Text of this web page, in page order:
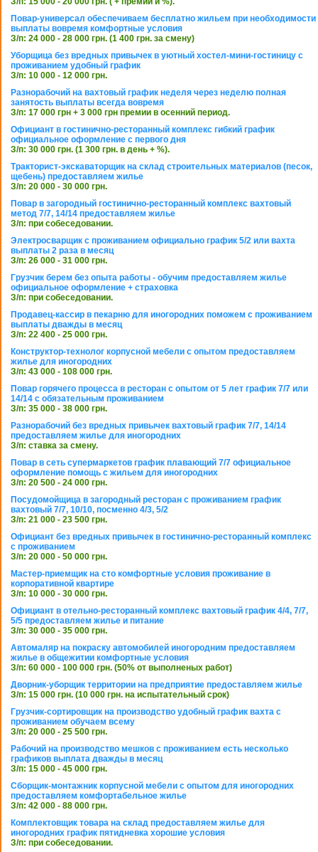
Повар-универсал обеспечиваем бесплатно жильем при необходимости
выплаты вовремя комфортные условия
З/п: 24 000 - 28 000 грн. (1 400 грн. за смену)
Уборщица без вредных привычек в уютный хостел-мини-гостиницу с
проживанием удобный график
З/п: 10 000 - 12 000 грн.
Разнорабочий на вахтовый график неделя через неделю полная
занятость выплаты всегда вовремя
З/п: 17 000 грн + 3 000 грн премии в осенний период.
Официант в гостинично-ресторанный комплекс гибкий график
официальное оформление с первого дня
З/п: 30 000 грн. (1 300 грн. в день + %).
Тракторист-экскаваторщик на склад строительных материалов (песок,
щебень) предоставляем жилье
З/п: 20 000 - 30 000 грн.
Повар в загородный гостинично-ресторанный комплекс вахтовый
метод 7/7, 14/14 предоставляем жилье
З/п: при собеседовании.
Электросварщик с проживанием официально график 5/2 или вахта
выплаты 2 раза в месяц
З/п: 26 000 - 31 000 грн.
Грузчик берем без опыта работы - обучим предоставляем жилье
официальное оформление + страховка
З/п: при собеседовании.
Продавец-кассир в пекарню для иногородних поможем с проживанием
выплаты дважды в месяц
З/п: 22 400 - 25 000 грн.
Конструктор-технолог корпусной мебели с опытом предоставляем
жилье для иногородних
З/п: 43 000 - 108 000 грн.
Повар горячего процесса в ресторан с опытом от 5 лет график 7/7 или
14/14 с обязательным проживанием
З/п: 35 000 - 38 000 грн.
Разнорабочий без вредных привычек вахтовый график 7/7, 14/14
предоставляем жилье для иногородних
З/п: ставка за смену.
Повар в сеть супермаркетов график плавающий 7/7 официальное
оформление помощь с жильем для иногородних
З/п: 20 500 - 24 000 грн.
Посудомойщица в загородный ресторан с проживанием график
вахтовый 7/7, 10/10, посменно 4/3, 5/2
З/п: 21 000 - 23 500 грн.
Официант без вредных привычек в гостинично-ресторанный комплекс
с проживанием
З/п: 20 000 - 50 000 грн.
Мастер-приемщик на сто комфортные условия проживание в
корпоративной квартире
З/п: 10 000 - 30 000 грн.
Официант в отельно-ресторанный комплекс вахтовый график 4/4, 7/7,
5/5 предоставляем жилье и питание
З/п: 30 000 - 35 000 грн.
Автомаляр на покраску автомобилей иногородним предоставляем
жилье в общежитии комфортные условия
З/п: 60 000 - 100 000 грн. (50% от выполненых работ)
Дворник-уборщик территории на предприятие предоставляем жилье
З/п: 15 000 грн. (10 000 грн. на испытательный срок)
Грузчик-сортировщик на производство удобный график вахта с
проживанием обучаем всему
З/п: 20 000 - 25 500 грн.
Рабочий на производство мешков с проживанием есть несколько
графиков выплата дважды в месяц
З/п: 15 000 - 45 000 грн.
Сборщик-монтажник корпусной мебели с опытом для иногородних
предоставляем комфортабельное жилье
З/п: 42 000 - 88 000 грн.
Комплектовщик товара на склад предоставляем жилье для
иногородних график пятидневка хорошие условия
З/п: при собеседовании.